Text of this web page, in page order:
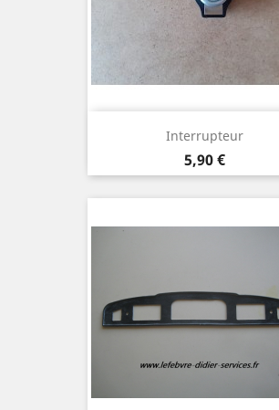
Interrupteur
Prix
5,90 €